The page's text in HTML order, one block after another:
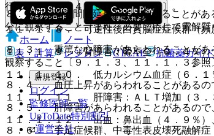
８．２． ＱＴ間隔延長があらわれることがあ
分に観察すること（また、必要に応じて電解
８．３． 重篤な心障害があらわれることがあ
観察すること〔９．１．３、１１．１．３参照
８．４． 血圧上昇があらわれることがあるの
８．５． 肝障害があらわれることがあるので
８．６． 手足症候群、中毒性表皮壊死融解
行うこと〔８．４、９．１．４参照〕。
１１．１．８． 可逆性後白質脳症症候群（頻
１１．１．９． 腎障害：腎不全（０．４％）
１１．１．１０． 低カルシウム血症（６．１
１１．１．１１． 肝障害：ＡＬＴ増加（３．
１１．１．１２． 出血：鼻出血（４．９％）
ホーム
ノート
表・計算
レジメン CTCAE 抗菌薬ガイド
新規登録
ログイン
監修医師一覧
UpToDate特別割引
運営会社